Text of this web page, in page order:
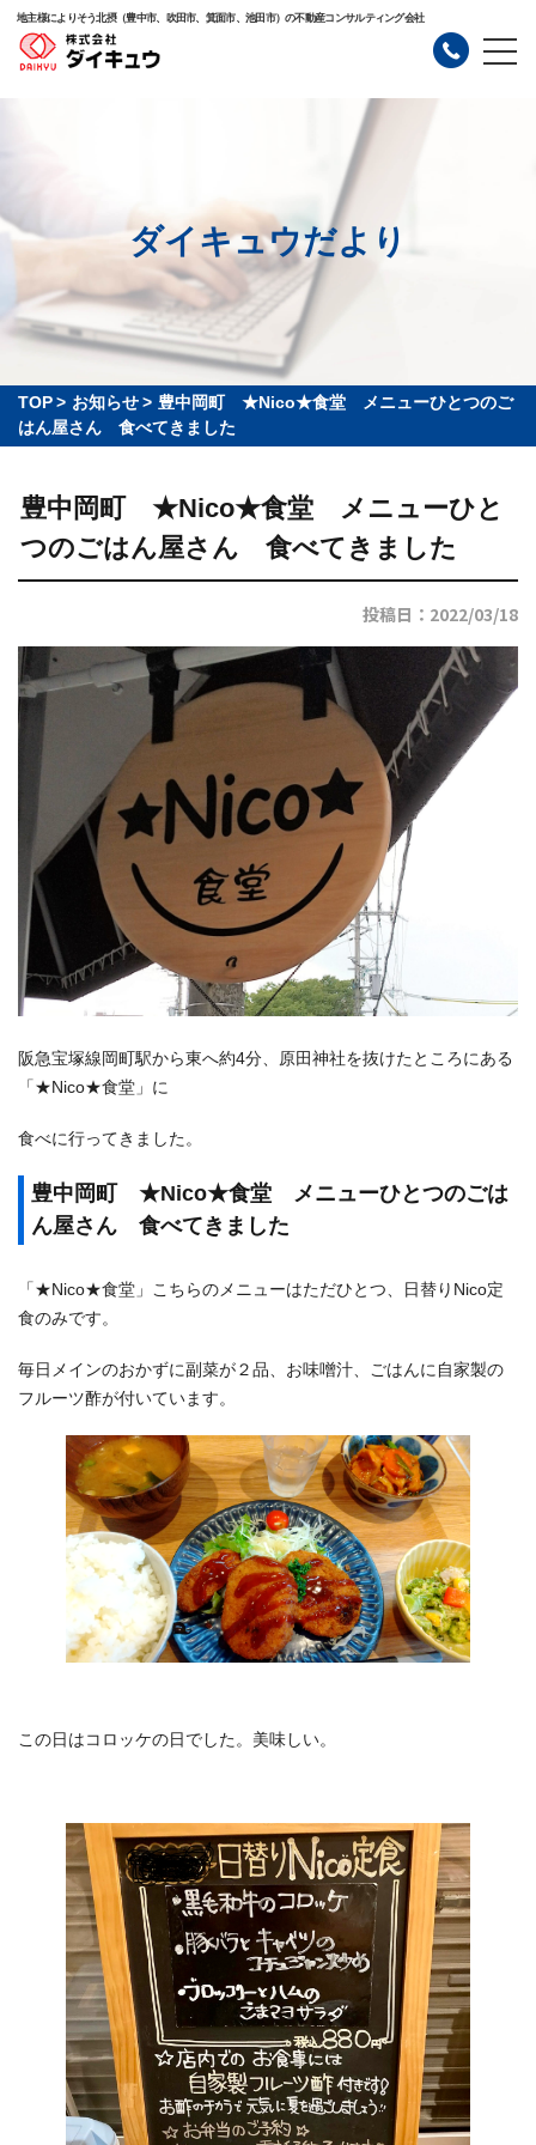
地主様によりそう北摂（豊中市、吹田市、箕面市、池田市）の不動産コンサルティング会社
ダイキュウだより
TOP> お知らせ> 豊中岡町 ★Nico★食堂 メニューひとつのご
はん屋さん 食べてきました
豊中岡町 ★Nico★食堂 メニューひと
つのごはん屋さん 食べてきました
投稿日：2022/03/18
阪急宝塚線岡町駅から東へ約4分、原田神社を抜けたところにある
「★Nico★食堂」に
食べに行ってきました。
豊中岡町 ★Nico★食堂 メニューひとつのごは
ん屋さん 食べてきました
「★Nico★食堂」こちらのメニューはただひとつ、日替りNico定
食のみです。
毎日メインのおかずに副菜が２品、お味噌汁、ごはんに自家製の
フルーツ酢が付いています。
この日はコロッケの日でした。美味しい。